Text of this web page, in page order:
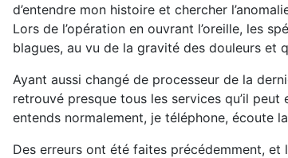
d’entendre mon histoire et chercher
Lors de l’opération en ouvrant l’oreille, les
blagues, au vu de la gravité des douleurs et
Ayant aussi changé de processeur de la
retrouvé presque tous les services qu’il
entends normalement, je téléphone, écoute
Des erreurs ont été faites précédemment,